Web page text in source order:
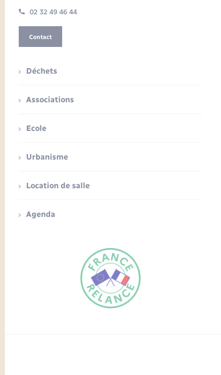
FR
02 32 49 46 44
Contact
Déchets
Associations
Ecole
Urbanisme
Location de salle
Agenda